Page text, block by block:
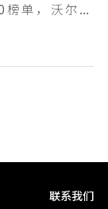
中国超市TOP100榜单，沃尔玛何以越跑越远
联系我们